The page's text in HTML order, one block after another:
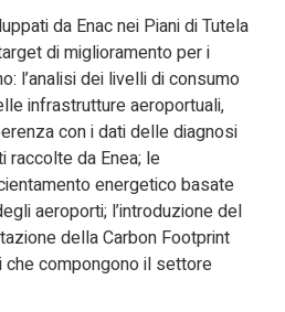
da Enac nei Piani di Tutela
di miglioramento per i
l’analisi dei livelli di consumo
infrastrutture aeroportuali,
con i dati delle diagnosi
raccolte da Enea; le
energetico basate
aeroporti; l’introduzione del
della Carbon Footprint
compongono il settore